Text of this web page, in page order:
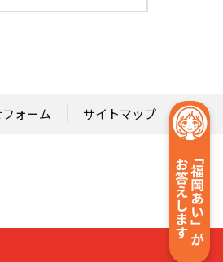
ォーム サイトマップ